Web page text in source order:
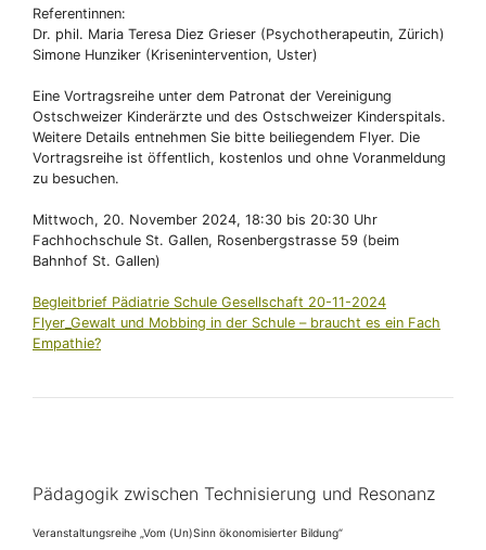
Referentinnen:
Dr. phil. Maria Teresa Diez Grieser (Psychotherapeutin, Zürich)
Simone Hunziker (Krisenintervention, Uster)
Eine Vortragsreihe unter dem Patronat der Vereinigung
Ostschweizer Kinderärzte und des Ostschweizer Kinderspitals.
Weitere Details entnehmen Sie bitte beiliegendem Flyer. Die
Vortragsreihe ist öffentlich, kostenlos und ohne Voranmeldung
zu besuchen.
Mittwoch, 20. November 2024, 18:30 bis 20:30 Uhr
Fachhochschule St. Gallen, Rosenbergstrasse 59 (beim
Bahnhof St. Gallen)
Begleitbrief Pädiatrie Schule Gesellschaft 20-11-2024
Flyer_Gewalt und Mobbing in der Schule – braucht es ein Fach
Empathie?
Pädagogik zwischen Technisierung und Resonanz
Veranstaltungsreihe „Vom (Un)Sinn ökonomisierter Bildung“